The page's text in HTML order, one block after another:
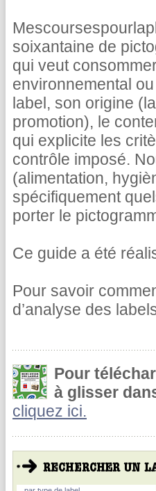
soixantaine de
qui veut
environnemental
label, son origine
promotion), le
qui explicite les
contrôle imposé.
(alimentation,
spécifiquement
porter le
Ce guide a été
Pour savoir
d’analyse des
Pour
à glisser
cliquez ici.